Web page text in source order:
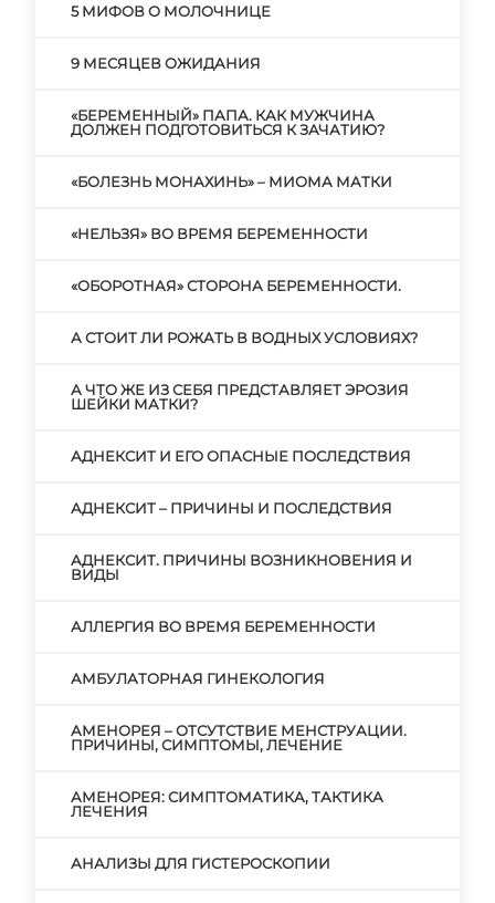
5 МИФОВ О МОЛОЧНИЦЕ
9 МЕСЯЦЕВ ОЖИДАНИЯ
«БЕРЕМЕННЫЙ» ПАПА. КАК МУЖЧИНА
ДОЛЖЕН ПОДГОТОВИТЬСЯ К ЗАЧАТИЮ?
«БОЛЕЗНЬ МОНАХИНЬ» – МИОМА МАТКИ
«НЕЛЬЗЯ» ВО ВРЕМЯ БЕРЕМЕННОСТИ
«ОБОРОТНАЯ» СТОРОНА БЕРЕМЕННОСТИ.
А СТОИТ ЛИ РОЖАТЬ В ВОДНЫХ УСЛОВИЯХ?
А ЧТО ЖЕ ИЗ СЕБЯ ПРЕДСТАВЛЯЕТ ЭРОЗИЯ
ШЕЙКИ МАТКИ?
АДНЕКСИТ И ЕГО ОПАСНЫЕ ПОСЛЕДСТВИЯ
АДНЕКСИТ – ПРИЧИНЫ И ПОСЛЕДСТВИЯ
АДНЕКСИТ. ПРИЧИНЫ ВОЗНИКНОВЕНИЯ И
ВИДЫ
АЛЛЕРГИЯ ВО ВРЕМЯ БЕРЕМЕННОСТИ
АМБУЛАТОРНАЯ ГИНЕКОЛОГИЯ
АМЕНОРЕЯ – ОТСУТСТВИЕ МЕНСТРУАЦИИ.
ПРИЧИНЫ, СИМПТОМЫ, ЛЕЧЕНИЕ
АМЕНОРЕЯ: СИМПТОМАТИКА, ТАКТИКА
ЛЕЧЕНИЯ
АНАЛИЗЫ ДЛЯ ГИСТЕРОСКОПИИ